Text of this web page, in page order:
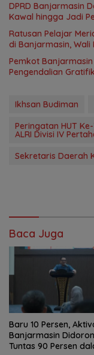
DPRD Banjarmasin
Kawal hingga Jadi
Ratusan Pelajar
di Banjarmasin, Wali
Pemkot
Pengendalian
Ikhsan Budiman
Peringatan HUT
ALRI Divisi IV
Sekretaris Daerah
Baca Juga
Baru 10 Persen,
Banjarmasin
Tuntas 90 Persen